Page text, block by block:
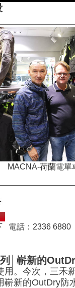
MACNA-荷蘭電單
電話：2336 6880
│嶄新的
。今次，三禾
新的OutDry防